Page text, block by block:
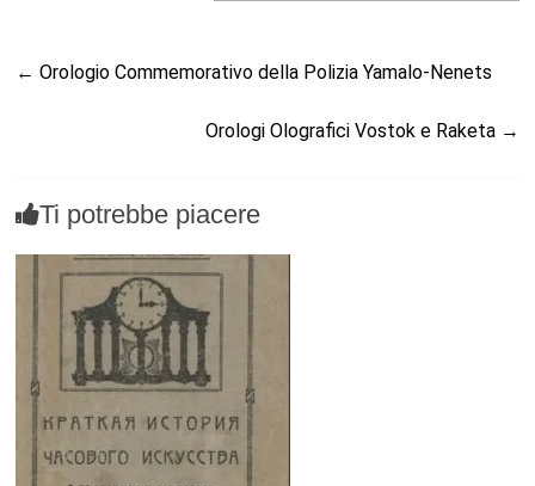
← Orologio Commemorativo della Polizia Yamalo-Nenets
Orologi Olografici Vostok e Raketa →
Ti potrebbe piacere